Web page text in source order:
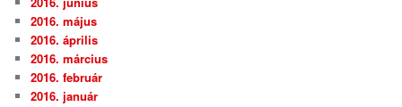
2016. május
2016. április
2016. március
2016. február
2016. január